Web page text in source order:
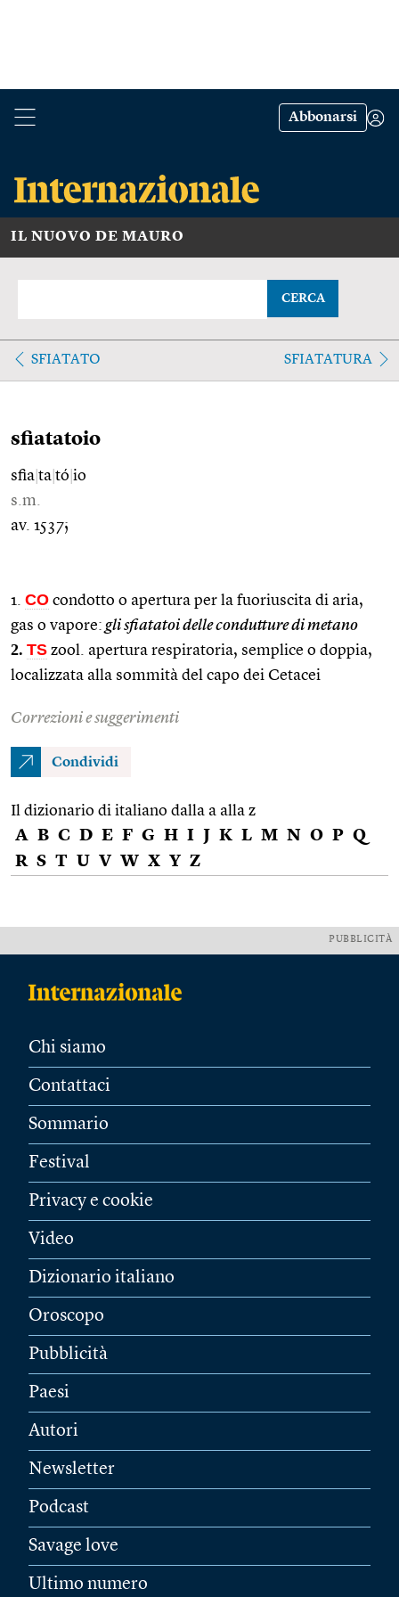
Abbonarsi
IL NUOVO DE MAURO
CERCA
SFIATATO SFIATATURA
sfiatatoio
sfia ta tó io
s.m.
av. 1537;
1. CO condotto o apertura per la fuoriuscita di aria,
gas o vapore: gli sfiatatoi delle condutture di metano
2. TS zool. apertura respiratoria, semplice o doppia,
localizzata alla sommità del capo dei Cetacei
Correzioni e suggerimenti
Condividi
Il dizionario di italiano dalla a alla z
A B C D E F G H I J K L M N O P Q
R S T U V W X Y Z
PUBBLICITÀ
Chi siamo
Contattaci
Sommario
Festival
Privacy e cookie
Video
Dizionario italiano
Oroscopo
Pubblicità
Paesi
Autori
Newsletter
Podcast
Savage love
Ultimo numero